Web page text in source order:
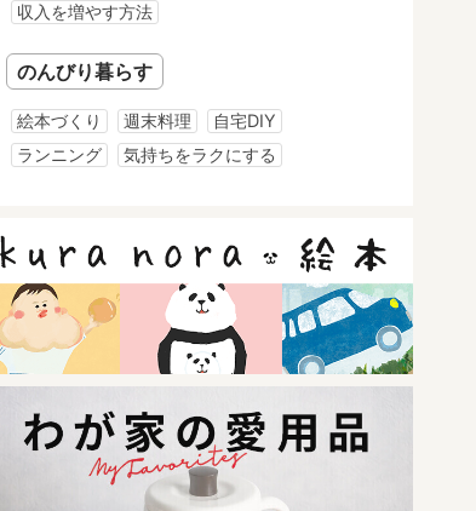
収入を増やす方法
のんびり暮らす
絵本づくり 週末料理
自宅DIY
ランニング
気持ちをラクにする